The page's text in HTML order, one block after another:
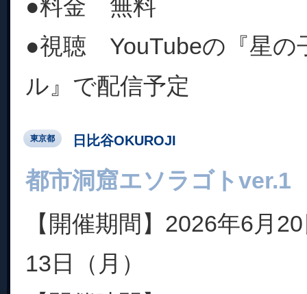
●料金 無料
●視聴 YouTubeの『星の
ル』で配信予定
東京都 日比谷OKUROJI
都市洞窟エソラゴトver.1
【開催期間】2026年6月
13日（月）